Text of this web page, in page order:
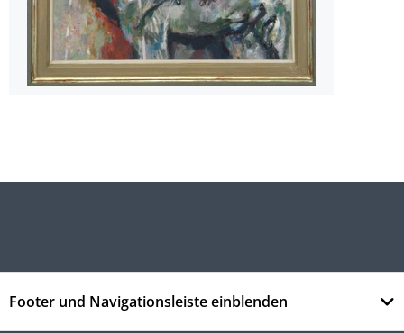
Footer und Navigationsleiste einblenden